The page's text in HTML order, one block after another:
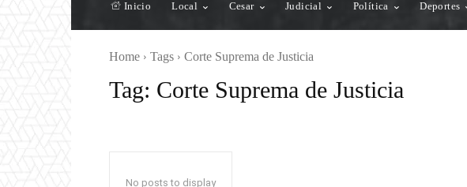
Inicio Local Cesar Judicial Política Deportes
Home Tags Corte Suprema de Justicia
Tag: Corte Suprema de Justicia
No posts to display